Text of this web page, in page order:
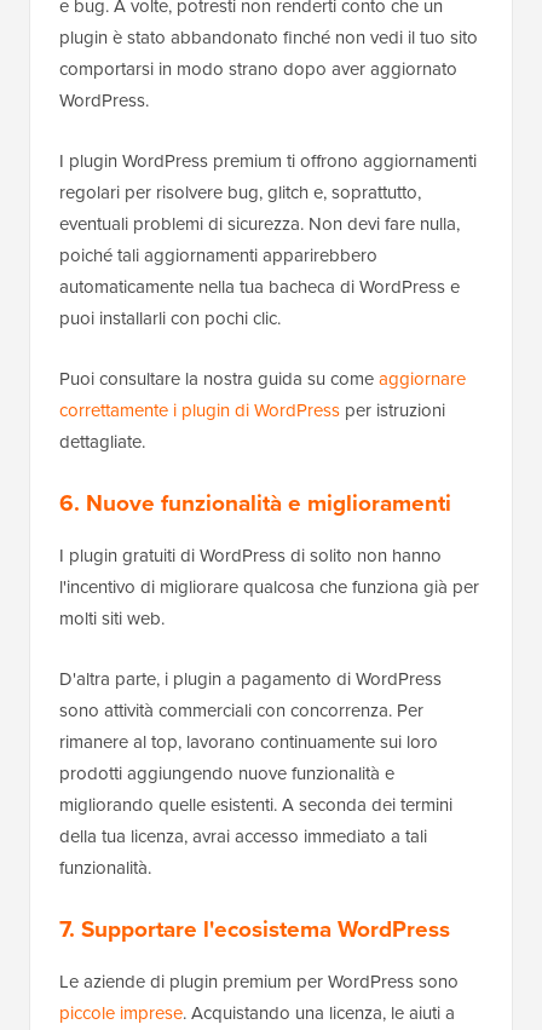
e bug. A volte, potresti non renderti conto che un
plugin è stato abbandonato finché non vedi il tuo sito
comportarsi in modo strano dopo aver aggiornato
WordPress.
I plugin WordPress premium ti offrono aggiornamenti
regolari per risolvere bug, glitch e, soprattutto,
eventuali problemi di sicurezza. Non devi fare nulla,
poiché tali aggiornamenti apparirebbero
automaticamente nella tua bacheca di WordPress e
puoi installarli con pochi clic.
Puoi consultare la nostra guida su comeaggiornare
correttamente i plugin di WordPress per istruzioni
dettagliate.
6. Nuove funzionalità e miglioramenti
I plugin gratuiti di WordPress di solito non hanno
l'incentivo di migliorare qualcosa che funziona già per
molti siti web.
D'altra parte, i plugin a pagamento di WordPress
sono attività commerciali con concorrenza. Per
rimanere al top, lavorano continuamente sui loro
prodotti aggiungendo nuove funzionalità e
migliorando quelle esistenti. A seconda dei termini
della tua licenza, avrai accesso immediato a tali
funzionalità.
7. Supportare l'ecosistema WordPress
Le aziende di plugin premium per WordPress sono
piccole imprese. Acquistando una licenza, le aiuti a